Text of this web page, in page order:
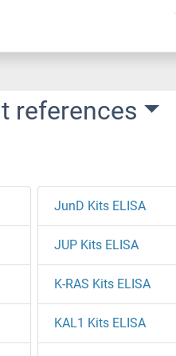
references
JunD Kits ELISA
JUP Kits ELISA
K-RAS Kits ELISA
KAL1 Kits ELISA